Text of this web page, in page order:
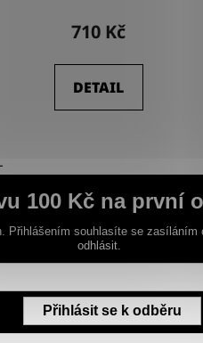
710 Kč
DETAIL
100 Kč na první
souhlasíte se
odhlásit.
Přihlásit se k odběru